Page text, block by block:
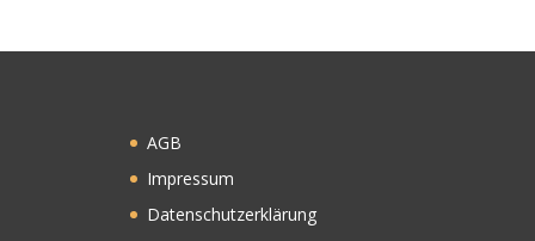
AGB
Impressum
Datenschutzerklärung